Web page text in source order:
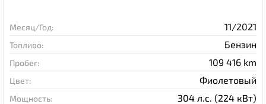
Месяц/Год: 11/2021
Топливо: Бензин
Пробег: 109 416 km
Цвет: Фиолетовый
Мощность: 304 л.с. (224 кВт)